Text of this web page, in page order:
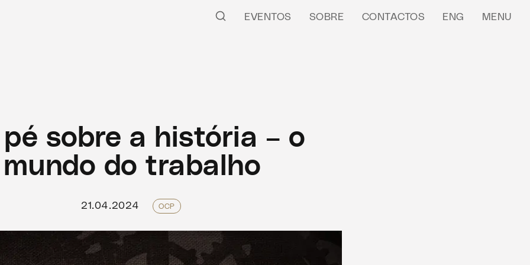
EVENTOS SOBRE CONTACTOS ENG MENU
pé sobre a história – o
mundo do trabalho
21.04.2024 OCP